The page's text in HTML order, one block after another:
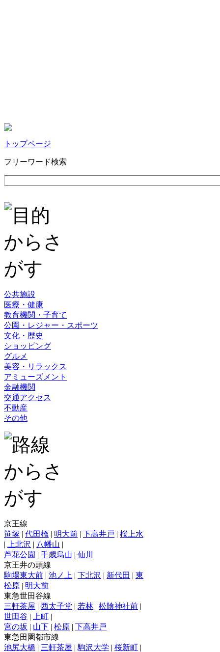
トップページ
フリーワード検索
公共施設
医療・健康
教育機関・子育て
公園・レジャー・スポーツ
文化・歴史
ショッピング
グルメ
美容・リラックス
アミューズメント
金融機関
交通アクセス
不動産
その他
京王線
笹塚 | 代田橋 | 明大前 | 下高井戸 | 桜上水
|
上北沢 | 八幡山 |
芦花公園 | 千歳烏山 | 仙川
京王井の頭線
駒場東大前 | 池ノ上 | 下北沢 | 新代田 | 東
松原 | 明大前
東急世田谷線
三軒茶屋 | 西太子堂 | 若林 | 松陰神社前 |
世田谷 | 上町 |
宮の坂 | 山下 | 松原 | 下高井戸
東急田園都市線
池尻大橋 | 三軒茶屋 | 駒沢大学 | 桜新町 |